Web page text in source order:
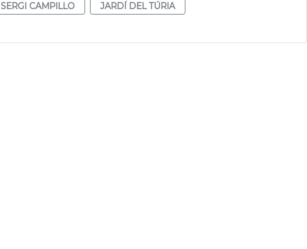
SERGI CAMPILLO
JARDÍ DEL TÚRIA